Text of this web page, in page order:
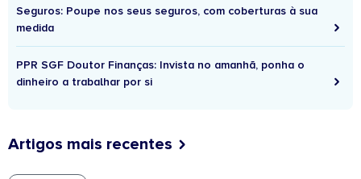
Seguros: Poupe nos seus seguros, com coberturas à sua
medida
PPR SGF Doutor Finanças: Invista no amanhã, ponha o
dinheiro a trabalhar por si
Artigos mais recentes